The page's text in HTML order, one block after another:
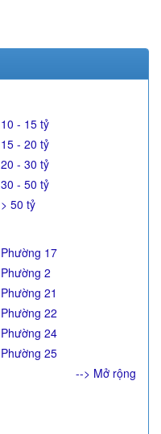
10 - 15 tỷ
15 - 20 tỷ
20 - 30 tỷ
30 - 50 tỷ
> 50 tỷ
Phường 17
Phường 2
Phường 21
Phường 22
Phường 24
Phường 25
--> Mở rộng